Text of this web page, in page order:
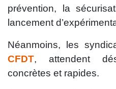
prévention, la
lancement
Néanmoins, les
CFDT, attendent
concrètes et rapides.